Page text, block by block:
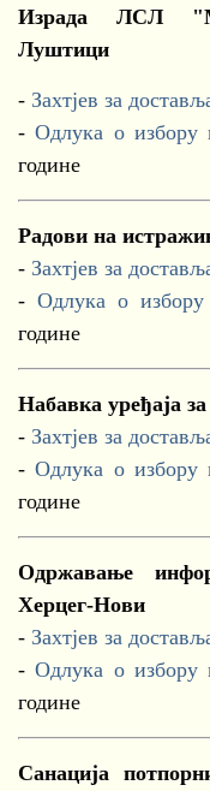
Израда ЛСЛ
Луштици
- Захтјев за
-Одлука о избору
године
Радови на
- Захтјев за
- Одлука о избору
године
Набавка уређаја
- Захтјев за
-Одлука о избору
године
Одржавање
Херцег-Нови
- Захтјев за
-Одлука о избору
године
Санација